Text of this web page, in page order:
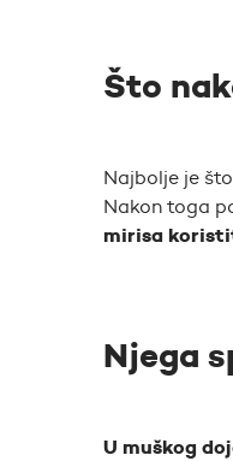
Što
Najbolje je
Nakon toga
mirisa
Njega
U muškog